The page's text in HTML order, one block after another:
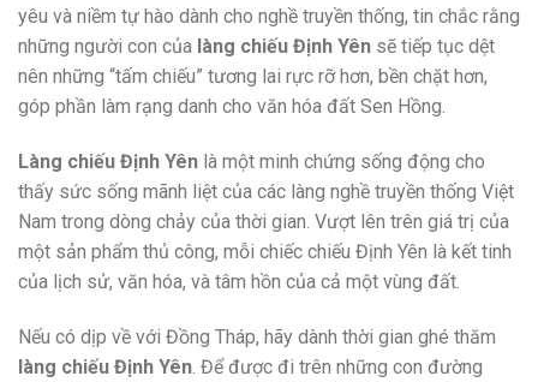
yêu và niềm tự hào dành cho nghề truyền thống, tin chắc rằng
những người con của làng chiếu Định Yên sẽ tiếp tục dệt
nên những “tấm chiếu” tương lai rực rỡ hơn, bền chặt hơn,
góp phần làm rạng danh cho văn hóa đất Sen Hồng.
Làng chiếu Định Yên là một minh chứng sống động cho
thấy sức sống mãnh liệt của các làng nghề truyền thống Việt
Nam trong dòng chảy của thời gian. Vượt lên trên giá trị của
một sản phẩm thủ công, mỗi chiếc chiếu Định Yên là kết tinh
của lịch sử, văn hóa, và tâm hồn của cả một vùng đất.
Nếu có dịp về với Đồng Tháp, hãy dành thời gian ghé thăm
làng chiếu Định Yên. Để được đi trên những con đường